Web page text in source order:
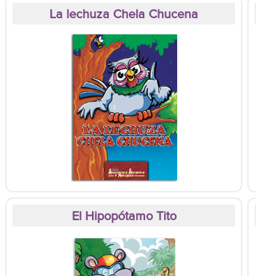
La lechuza Chela Chucena
El Hipopótamo Tito